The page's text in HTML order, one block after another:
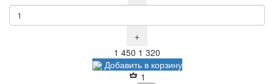
+
1 450 Р1 320
Добавить в корзину
1